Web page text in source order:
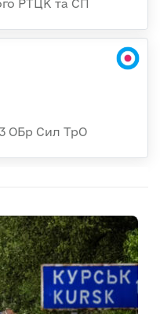
РТЦК та СП
ОБр Сил ТрО